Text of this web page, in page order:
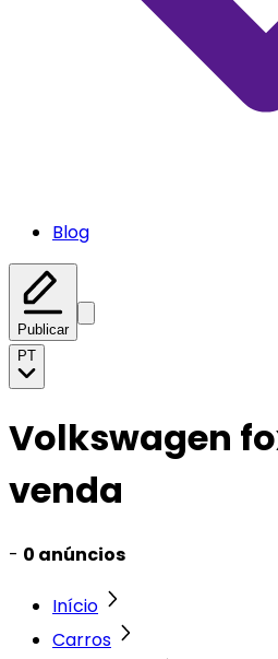
Blog
Publicar
PT
Volkswagen
venda
- 0 anúncios
Início
Carros